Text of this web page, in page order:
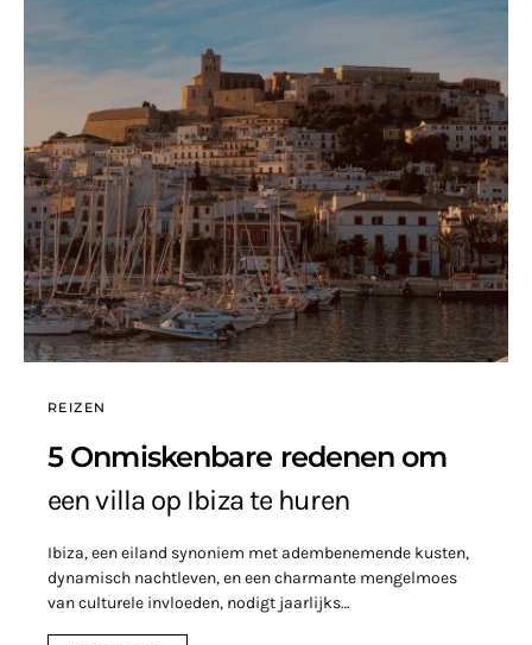
REIZEN
5 Onmiskenbare redenen om
een villa op Ibiza te huren
Ibiza, een eiland synoniem met adembenemende kusten,
dynamisch nachtleven, en een charmante mengelmoes
van culturele invloeden, nodigt jaarlijks…